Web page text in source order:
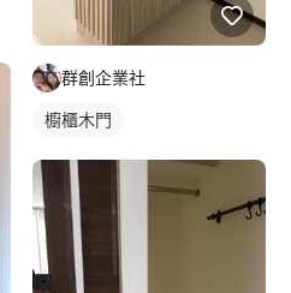
群創企業社
櫥櫃木門